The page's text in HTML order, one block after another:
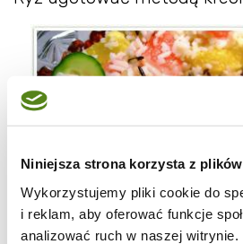
Niniejsza strona korzysta z
Wykorzystujemy pliki cookie do
i reklam, aby oferować funkcje
analizować ruch w naszej